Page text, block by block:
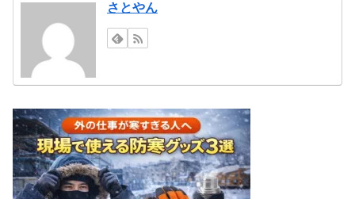
さとやん